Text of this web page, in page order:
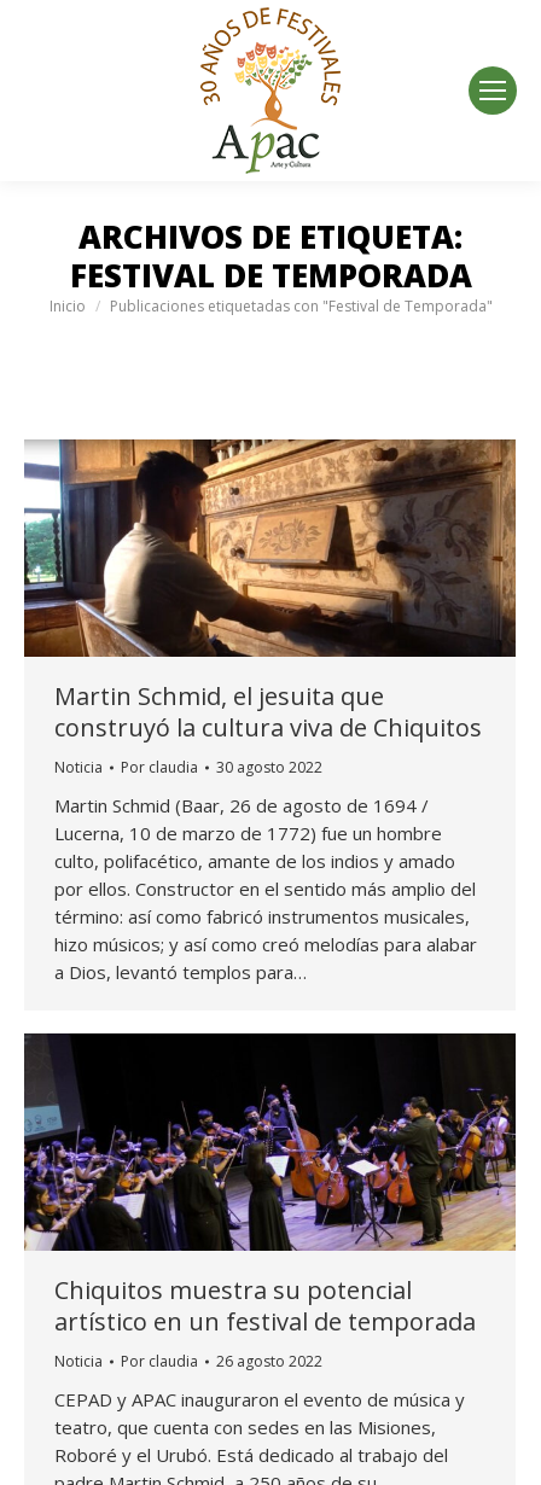
ARCHIVOS DE ETIQUETA:
FESTIVAL DE TEMPORADA
Estás aquí:
Inicio Publicaciones etiquetadas con "Festival de Temporada"
Martin Schmid, el jesuita que
construyó la cultura viva de Chiquitos
Noticia Por claudia 30 agosto 2022
Martin Schmid (Baar, 26 de agosto de 1694 /
Lucerna, 10 de marzo de 1772) fue un hombre
culto, polifacético, amante de los indios y amado
por ellos. Constructor en el sentido más amplio del
término: así como fabricó instrumentos musicales,
hizo músicos; y así como creó melodías para alabar
a Dios, levantó templos para…
Chiquitos muestra su potencial
artístico en un festival de temporada
Noticia Por claudia 26 agosto 2022
CEPAD y APAC inauguraron el evento de música y
teatro, que cuenta con sedes en las Misiones,
Roboré y el Urubó. Está dedicado al trabajo del